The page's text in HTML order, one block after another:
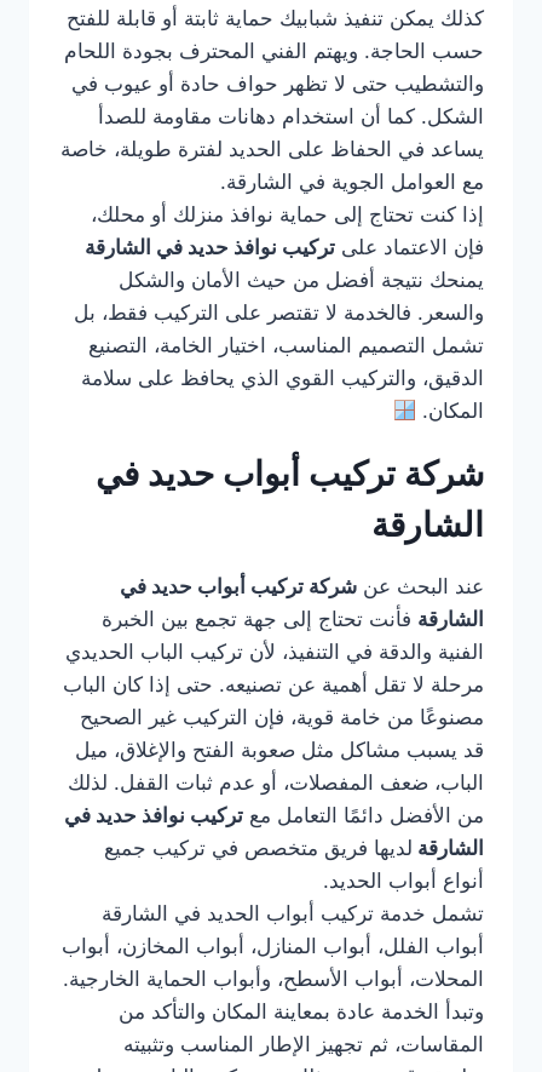
كذلك يمكن تنفيذ شبابيك حماية ثابتة أو قابلة للفتح
حسب الحاجة. ويهتم الفني المحترف بجودة اللحام
والتشطيب حتى لا تظهر حواف حادة أو عيوب في
الشكل. كما أن استخدام دهانات مقاومة للصدأ
يساعد في الحفاظ على الحديد لفترة طويلة، خاصة
مع العوامل الجوية في الشارقة.
إذا كنت تحتاج إلى حماية نوافذ منزلك أو محلك،
فإن الاعتماد على تركيب نوافذ حديد في الشارقة
يمنحك نتيجة أفضل من حيث الأمان والشكل
والسعر. فالخدمة لا تقتصر على التركيب فقط، بل
تشمل التصميم المناسب، اختيار الخامة، التصنيع
الدقيق، والتركيب القوي الذي يحافظ على سلامة
المكان.
شركة تركيب أبواب حديد في
الشارقة
عند البحث عن شركة تركيب أبواب حديد في
الشارقة فأنت تحتاج إلى جهة تجمع بين الخبرة
الفنية والدقة في التنفيذ، لأن تركيب الباب الحديدي
مرحلة لا تقل أهمية عن تصنيعه. حتى إذا كان الباب
مصنوعًا من خامة قوية، فإن التركيب غير الصحيح
قد يسبب مشاكل مثل صعوبة الفتح والإغلاق، ميل
الباب، ضعف المفصلات، أو عدم ثبات القفل. لذلك
من الأفضل دائمًا التعامل مع تركيب نوافذ حديد في
الشارقة لديها فريق متخصص في تركيب جميع
أنواع أبواب الحديد.
تشمل خدمة تركيب أبواب الحديد في الشارقة
أبواب الفلل، أبواب المنازل، أبواب المخازن، أبواب
المحلات، أبواب الأسطح، وأبواب الحماية الخارجية.
وتبدأ الخدمة عادة بمعاينة المكان والتأكد من
المقاسات، ثم تجهيز الإطار المناسب وتثبيته